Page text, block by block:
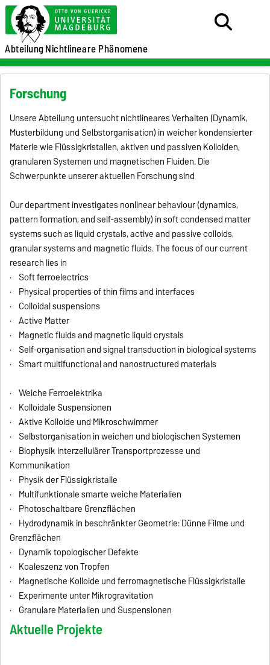
AbteilungNichtlineare Phänomene
Forschung
Unsere Abteilung untersucht nichtlineares Verhalten (Dynamik,
Musterbildung und Selbstorganisation) in weicher kondensierter
Materie wie Flüssigkristallen, aktiven und passiven Kolloiden,
granularen Systemen und magnetischen Fluiden. Die
Schwerpunkte unserer aktuellen Forschung sind
Our department investigates nonlinear behaviour (dynamics,
pattern formation, and self-assembly) in soft condensed matter
systems such as liquid crystals, active and passive colloids,
granular systems and magnetic fluids. The focus of our current
research lies in
· Soft ferroelectrics
· Physical properties of thin films and interfaces
· Colloidal suspensions
· Active Matter
· Magnetic fluids and magnetic liquid crystals
· Self-organisation and signal transduction in biological systems
· Smart multifunctional and nanostructured materials
· Weiche Ferroelektrika
· Kolloidale Suspensionen
· Aktive Kolloide und Mikroschwimmer
· Selbstorganisation in weichen und biologischen Systemen
· Biophysik interzellulärer Transportprozesse und
Kommunikation
· Physik der Flüssigkristalle
· Multifunktionale smarte weiche Materialien
· Photoschaltbare Grenzflächen
· Hydrodynamik in beschränkter Geometrie: Dünne Filme und
Grenzflächen
· Dynamik topologischer Defekte
· Koaleszenz von Tropfen
· Magnetische Kolloide und ferromagnetische Flüssigkristalle
· Experimente unter Mikrogravitation
· Granulare Materialien und Suspensionen
Aktuelle Projekte